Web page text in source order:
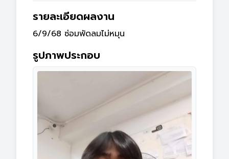
รายละเอียดผลงาน
6/9/68 ซ่อมพัดลมไม่หมุน
รูปภาพประกอบ